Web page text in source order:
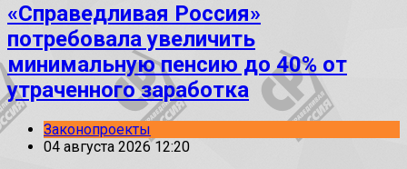
«Справедливая Россия»
потребовала увеличить
минимальную пенсию до 40% от
утраченного заработка
Законопроекты
04 августа 2026 12:20